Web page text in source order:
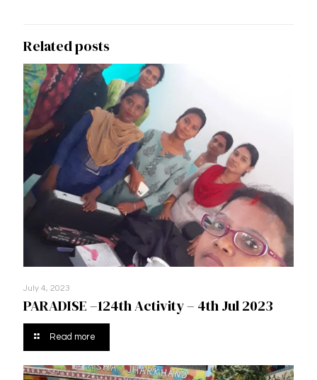
Related posts
July 4, 2023
PARADISE –124th Activity – 4th Jul 2023
Read more